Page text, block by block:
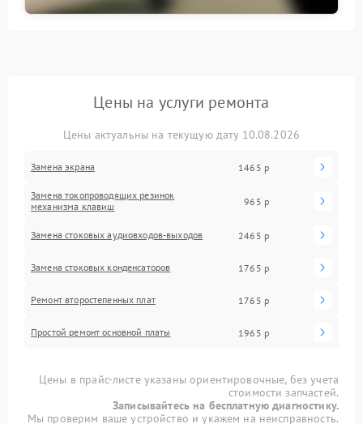
Цены на услуги ремонта
Цены актуальны на текущую дату 10.08.2026
Замена экрана 1465 р
Замена токопроводящих резинок
механизма клавиш
965 р
Замена стоковых аудиовходов-выходов 2465 р
Замена стоковых конденсаторов 1765 р
Ремонт второстепенных плат 1765 р
Простой ремонт основной платы 1965 р
Цены в прайс-листе указаны ориентировочные, без учета
стоимости запчастей.
Записывайтесь на бесплатную диагностику.
Мы проверим ваше устройство и укажем на неисправность.